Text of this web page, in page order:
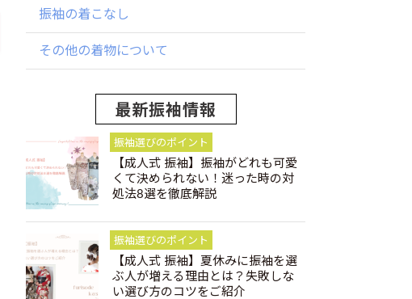
振袖の着こなし
その他の着物について
最新振袖情報
振袖選びのポイント
【成人式 振袖】振袖がどれも可愛
くて決められない！迷った時の対
処法8選を徹底解説
振袖選びのポイント
【成人式 振袖】夏休みに振袖を選
ぶ人が増える理由とは？失敗しな
い選び方のコツをご紹介